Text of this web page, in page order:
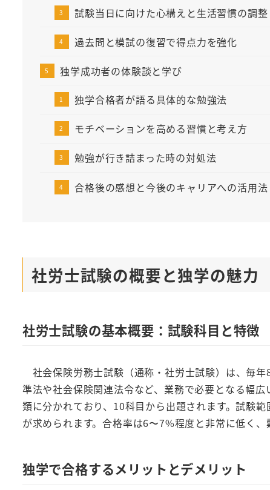
試験当日に向けた心構えと生活習慣の調整
過去問と模試の復習で得点力を強化
独学成功者の体験談と学び
独学合格者が語る具体的な勉強法
モチベーションを高める習慣と考え方
勉強が行き詰まった時の対処法
合格後の感想と今後のキャリアへの活用法
社労士試験の概要と独学の魅力
社労士試験の基本概要：試験科目と特徴
社会保険労務士試験（通称・社労士試験）は、毎
準法や社会保険関連法令など、業務で必要となる幅
類に分かれており、10科目から出題されます。試験
が求められます。合格率は6〜7%程度と非常に低く、
独学で合格するメリットとデメリット